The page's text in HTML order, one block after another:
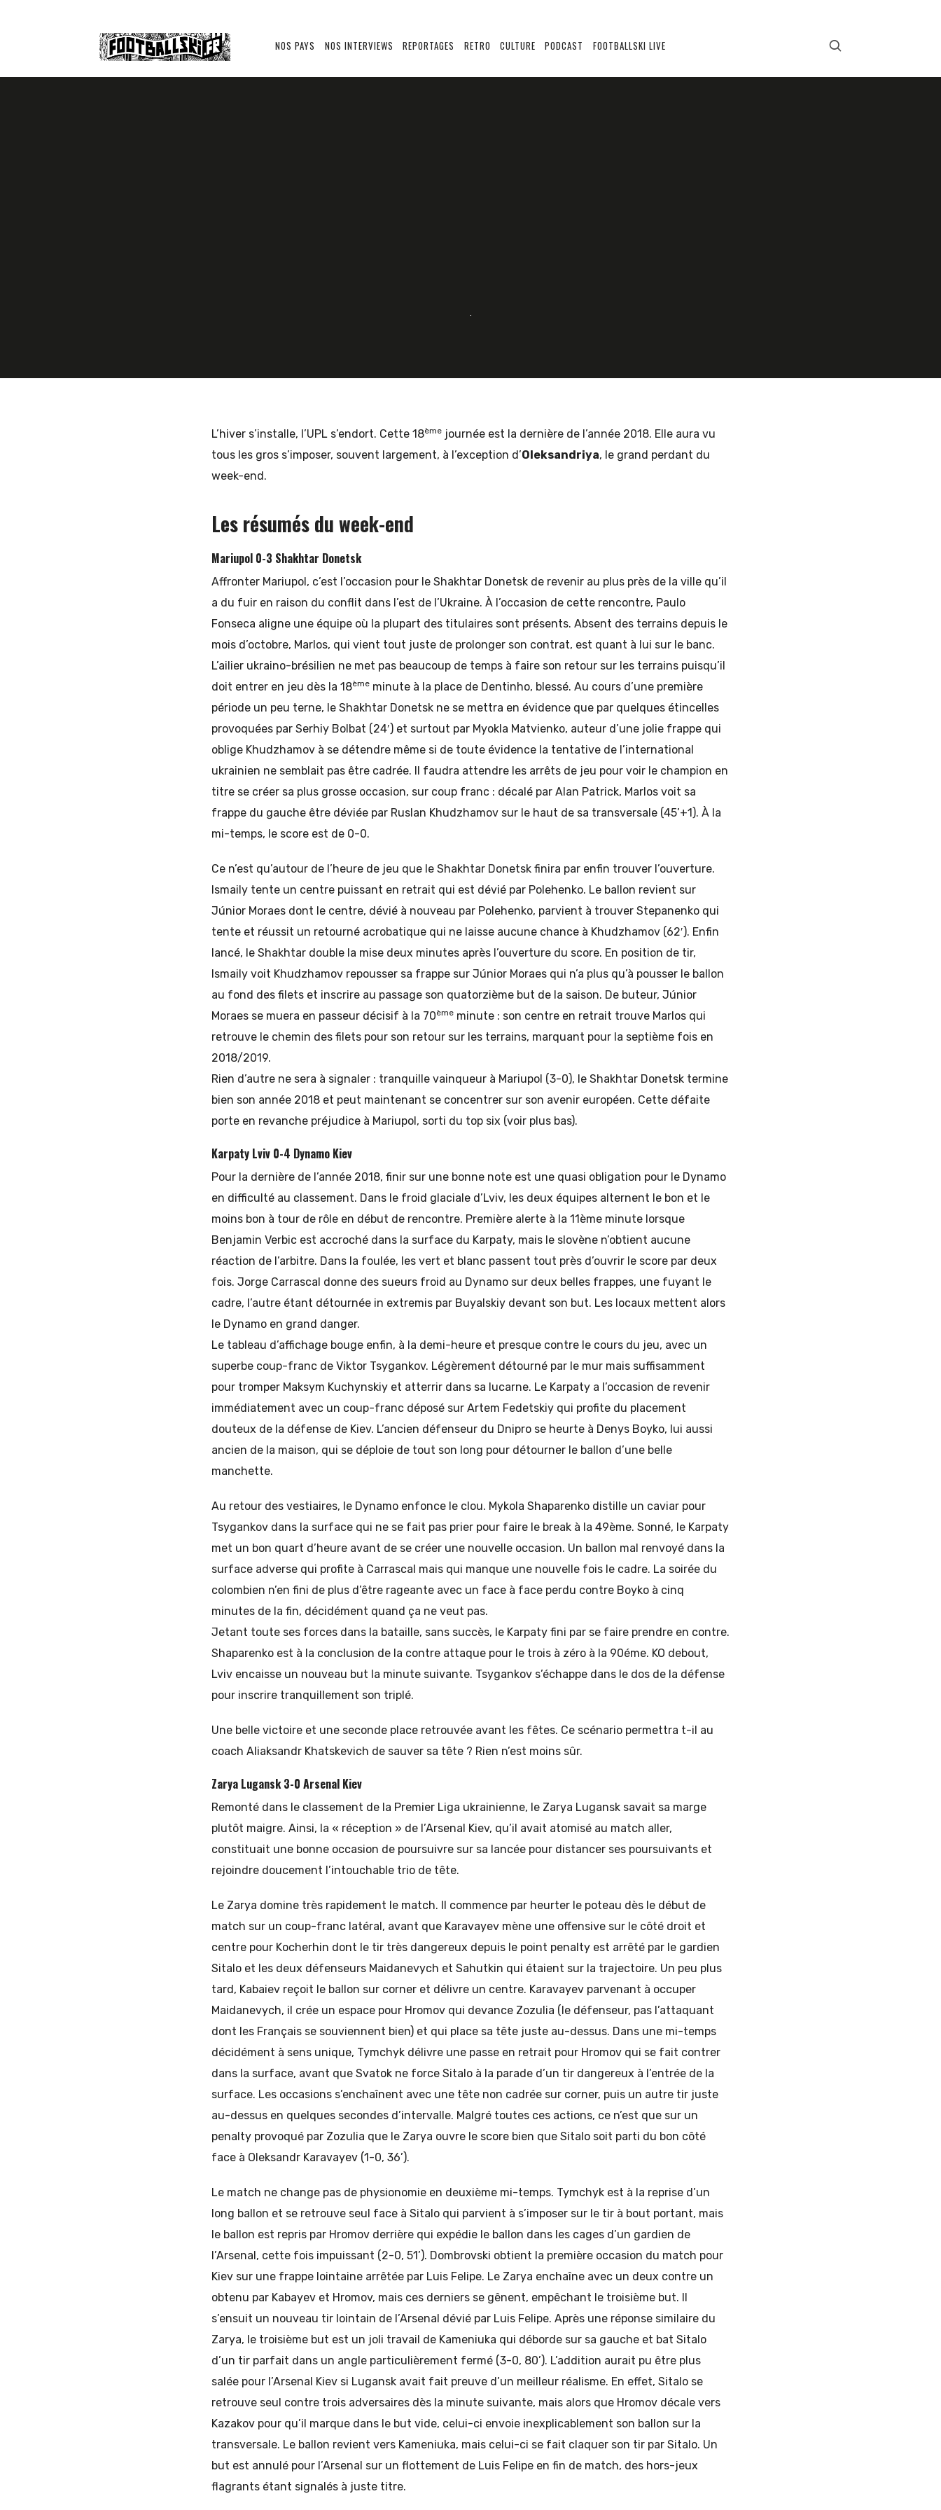
Footballski NOS PAYS NOS INTERVIEWS REPORTAGES RETRO CULTURE PODCAST FOOTBALLSKI LIVE
L’hiver s’installe, l’UPL s’endort. Cette 18ème journée est la dernière de l’année 2018. Elle aura vu
tous les gros s’imposer, souvent largement, à l’exception d’Oleksandriya, le grand perdant du
week-end.
Les résumés du week-end
Mariupol 0-3 Shakhtar Donetsk
Affronter Mariupol, c’est l’occasion pour le Shakhtar Donetsk de revenir au plus près de la ville qu’il
a du fuir en raison du conflit dans l’est de l’Ukraine. À l’occasion de cette rencontre, Paulo
Fonseca aligne une équipe où la plupart des titulaires sont présents. Absent des terrains depuis le
mois d’octobre, Marlos, qui vient tout juste de prolonger son contrat, est quant à lui sur le banc.
L’ailier ukraino-brésilien ne met pas beaucoup de temps à faire son retour sur les terrains puisqu’il
doit entrer en jeu dès la 18ème minute à la place de Dentinho, blessé. Au cours d’une première
période un peu terne, le Shakhtar Donetsk ne se mettra en évidence que par quelques étincelles
provoquées par Serhiy Bolbat (24′) et surtout par Myokla Matvienko, auteur d’une jolie frappe qui
oblige Khudzhamov à se détendre même si de toute évidence la tentative de l’international
ukrainien ne semblait pas être cadrée. Il faudra attendre les arrêts de jeu pour voir le champion en
titre se créer sa plus grosse occasion, sur coup franc : décalé par Alan Patrick, Marlos voit sa
frappe du gauche être déviée par Ruslan Khudzhamov sur le haut de sa transversale (45’+1). À la
mi-temps, le score est de 0-0.
Ce n’est qu’autour de l’heure de jeu que le Shakhtar Donetsk finira par enfin trouver l’ouverture.
Ismaily tente un centre puissant en retrait qui est dévié par Polehenko. Le ballon revient sur
Júnior Moraes dont le centre, dévié à nouveau par Polehenko, parvient à trouver Stepanenko qui
tente et réussit un retourné acrobatique qui ne laisse aucune chance à Khudzhamov (62′). Enfin
lancé, le Shakhtar double la mise deux minutes après l’ouverture du score. En position de tir,
Ismaily voit Khudzhamov repousser sa frappe sur Júnior Moraes qui n’a plus qu’à pousser le ballon
au fond des filets et inscrire au passage son quatorzième but de la saison. De buteur, Júnior
Moraes se muera en passeur décisif à la 70ème minute : son centre en retrait trouve Marlos qui
retrouve le chemin des filets pour son retour sur les terrains, marquant pour la septième fois en
2018/2019.
Rien d’autre ne sera à signaler : tranquille vainqueur à Mariupol (3-0), le Shakhtar Donetsk termine
bien son année 2018 et peut maintenant se concentrer sur son avenir européen. Cette défaite
porte en revanche préjudice à Mariupol, sorti du top six (voir plus bas).
Karpaty Lviv 0-4 Dynamo Kiev
Pour la dernière de l’année 2018, finir sur une bonne note est une quasi obligation pour le Dynamo
en difficulté au classement. Dans le froid glaciale d’Lviv, les deux équipes alternent le bon et le
moins bon à tour de rôle en début de rencontre. Première alerte à la 11ème minute lorsque
Benjamin Verbic est accroché dans la surface du Karpaty, mais le slovène n’obtient aucune
réaction de l’arbitre. Dans la foulée, les vert et blanc passent tout près d’ouvrir le score par deux
fois. Jorge Carrascal donne des sueurs froid au Dynamo sur deux belles frappes, une fuyant le
cadre, l’autre étant détournée in extremis par Buyalskiy devant son but. Les locaux mettent alors
le Dynamo en grand danger.
Le tableau d’affichage bouge enfin, à la demi-heure et presque contre le cours du jeu, avec un
superbe coup-franc de Viktor Tsygankov. Légèrement détourné par le mur mais suffisamment
pour tromper Maksym Kuchynskiy et atterrir dans sa lucarne. Le Karpaty a l’occasion de revenir
immédiatement avec un coup-franc déposé sur Artem Fedetskiy qui profite du placement
douteux de la défense de Kiev. L’ancien défenseur du Dnipro se heurte à Denys Boyko, lui aussi
ancien de la maison, qui se déploie de tout son long pour détourner le ballon d’une belle
manchette.
Au retour des vestiaires, le Dynamo enfonce le clou. Mykola Shaparenko distille un caviar pour
Tsygankov dans la surface qui ne se fait pas prier pour faire le break à la 49ème. Sonné, le Karpaty
met un bon quart d’heure avant de se créer une nouvelle occasion. Un ballon mal renvoyé dans la
surface adverse qui profite à Carrascal mais qui manque une nouvelle fois le cadre. La soirée du
colombien n’en fini de plus d’être rageante avec un face à face perdu contre Boyko à cinq
minutes de la fin, décidément quand ça ne veut pas.
Jetant toute ses forces dans la bataille, sans succès, le Karpaty fini par se faire prendre en contre.
Shaparenko est à la conclusion de la contre attaque pour le trois à zéro à la 90éme. KO debout,
Lviv encaisse un nouveau but la minute suivante. Tsygankov s’échappe dans le dos de la défense
pour inscrire tranquillement son triplé.
Une belle victoire et une seconde place retrouvée avant les fêtes. Ce scénario permettra t-il au
coach Aliaksandr Khatskevich de sauver sa tête ? Rien n’est moins sûr.
Zarya Lugansk 3-0 Arsenal Kiev
Remonté dans le classement de la Premier Liga ukrainienne, le Zarya Lugansk savait sa marge
plutôt maigre. Ainsi, la « réception » de l’Arsenal Kiev, qu’il avait atomisé au match aller,
constituait une bonne occasion de poursuivre sur sa lancée pour distancer ses poursuivants et
rejoindre doucement l’intouchable trio de tête.
Le Zarya domine très rapidement le match. Il commence par heurter le poteau dès le début de
match sur un coup-franc latéral, avant que Karavayev mène une offensive sur le côté droit et
centre pour Kocherhin dont le tir très dangereux depuis le point penalty est arrêté par le gardien
Sitalo et les deux défenseurs Maidanevych et Sahutkin qui étaient sur la trajectoire. Un peu plus
tard, Kabaiev reçoit le ballon sur corner et délivre un centre. Karavayev parvenant à occuper
Maidanevych, il crée un espace pour Hromov qui devance Zozulia (le défenseur, pas l’attaquant
dont les Français se souviennent bien) et qui place sa tête juste au-dessus. Dans une mi-temps
décidément à sens unique, Tymchyk délivre une passe en retrait pour Hromov qui se fait contrer
dans la surface, avant que Svatok ne force Sitalo à la parade d’un tir dangereux à l’entrée de la
surface. Les occasions s’enchaînent avec une tête non cadrée sur corner, puis un autre tir juste
au-dessus en quelques secondes d’intervalle. Malgré toutes ces actions, ce n’est que sur un
penalty provoqué par Zozulia que le Zarya ouvre le score bien que Sitalo soit parti du bon côté
face à Oleksandr Karavayev (1-0, 36’).
Le match ne change pas de physionomie en deuxième mi-temps. Tymchyk est à la reprise d’un
long ballon et se retrouve seul face à Sitalo qui parvient à s’imposer sur le tir à bout portant, mais
le ballon est repris par Hromov derrière qui expédie le ballon dans les cages d’un gardien de
l’Arsenal, cette fois impuissant (2-0, 51’). Dombrovski obtient la première occasion du match pour
Kiev sur une frappe lointaine arrêtée par Luis Felipe. Le Zarya enchaîne avec un deux contre un
obtenu par Kabayev et Hromov, mais ces derniers se gênent, empêchant le troisième but. Il
s’ensuit un nouveau tir lointain de l’Arsenal dévié par Luis Felipe. Après une réponse similaire du
Zarya, le troisième but est un joli travail de Kameniuka qui déborde sur sa gauche et bat Sitalo
d’un tir parfait dans un angle particulièrement fermé (3-0, 80’). L’addition aurait pu être plus
salée pour l’Arsenal Kiev si Lugansk avait fait preuve d’un meilleur réalisme. En effet, Sitalo se
retrouve seul contre trois adversaires dès la minute suivante, mais alors que Hromov décale vers
Kazakov pour qu’il marque dans le but vide, celui-ci envoie inexplicablement son ballon sur la
transversale. Le ballon revient vers Kameniuka, mais celui-ci se fait claquer son tir par Sitalo. Un
but est annulé pour l’Arsenal sur un flottement de Luis Felipe en fin de match, des hors-jeux
flagrants étant signalés à juste titre.